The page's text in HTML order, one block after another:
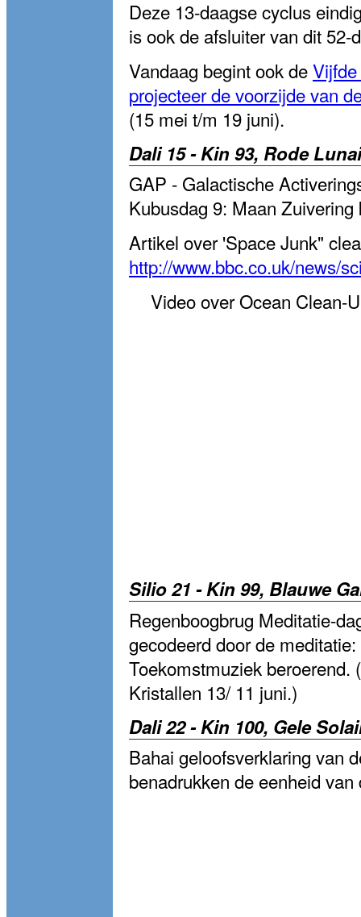
Deze 13-daagse cyclus
is ook de afsluiter van dit 52-
Vandaag begint ook de
projecteer de voorzijde van
(15 mei t/m 19 juni).
Dali 15 - Kin 93, Rode
GAP - Galactische
Kubusdag 9: Maan
Artikel over 'Space Junk"
http://www.bbc.co.uk/news/
Video over Ocean Clean-
Silio 21 - Kin 99, Blauwe
Regenboogbrug Meditatie-
gecodeerd door de
Toekomstmuziek beroerend.
Kristallen 13/ 11 juni.)
Dali 22 - Kin 100, Gele
Bahai geloofsverklaring van
benadrukken de eenheid